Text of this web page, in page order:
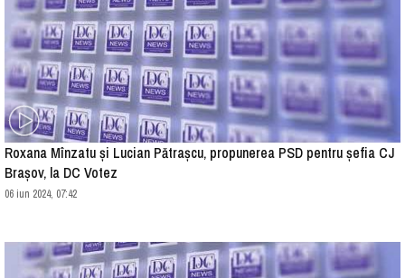
Roxana Mînzatu și Lucian Pătrașcu, propunerea PSD pentru șefia CJ
Brașov, la DC Votez
06 iun 2024, 07:42